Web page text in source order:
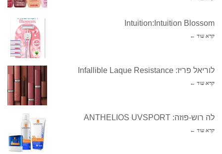
Intuition:Intuition Blossom
קרא עוד ←
לוריאל פריז: Infallible Laque Resistance
קרא עוד ←
לה רוש-פוזה: ANTHELIOS UVSPORT
קרא עוד ←